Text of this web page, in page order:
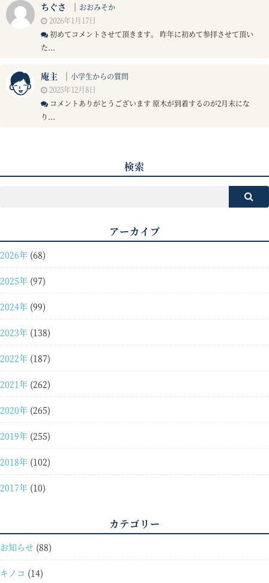
ちぐさ ｜ おおみそか
2026年1月17日
初めてコメントさせて頂きます。 昨年に初めて参拝させて頂い
た...
庵主 ｜ 小学生からの質問
2025年12月8日
コメントありがとうございます 原木が到着するのが2月末にな
り...
検索
アーカイブ
2026年 (68)
2025年 (97)
2024年 (99)
2023年 (138)
2022年 (187)
2021年 (262)
2020年 (265)
2019年 (255)
2018年 (102)
2017年 (10)
カテゴリー
お知らせ (88)
キノコ (14)